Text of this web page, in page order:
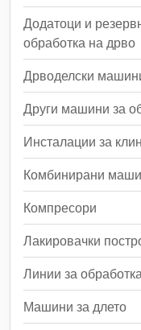
Додатоци и
обработка на дрво
Дрводелски
Други машини за
Инсталации за
Комбинирани
Компресори
Лакировачки
Линии за
Машини за длето